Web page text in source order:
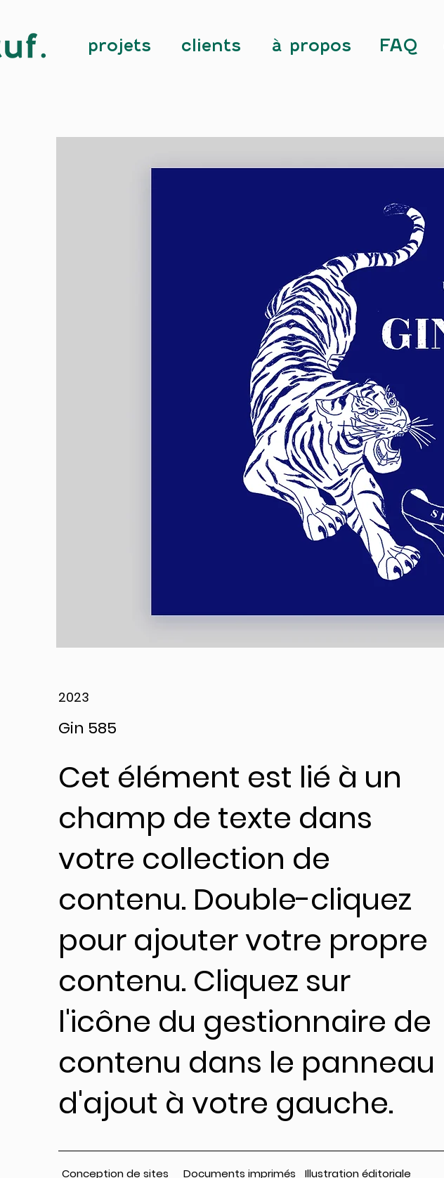
projets clients à propos FAQ
2023
Gin 585
Cet élément est lié à un
champ de texte dans
votre collection de
contenu. Double-cliquez
pour ajouter votre propre
contenu. Cliquez sur
l'icône du gestionnaire de
contenu dans le panneau
d'ajout à votre gauche.
Conception de sites
Documents imprimés Illustration éditoriale